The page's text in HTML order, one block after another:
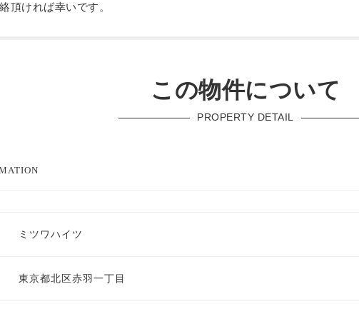
頂ければ幸いです。
この物件について
PROPERTY DETAIL
ミツワハイツ
東京都北区赤羽一丁目